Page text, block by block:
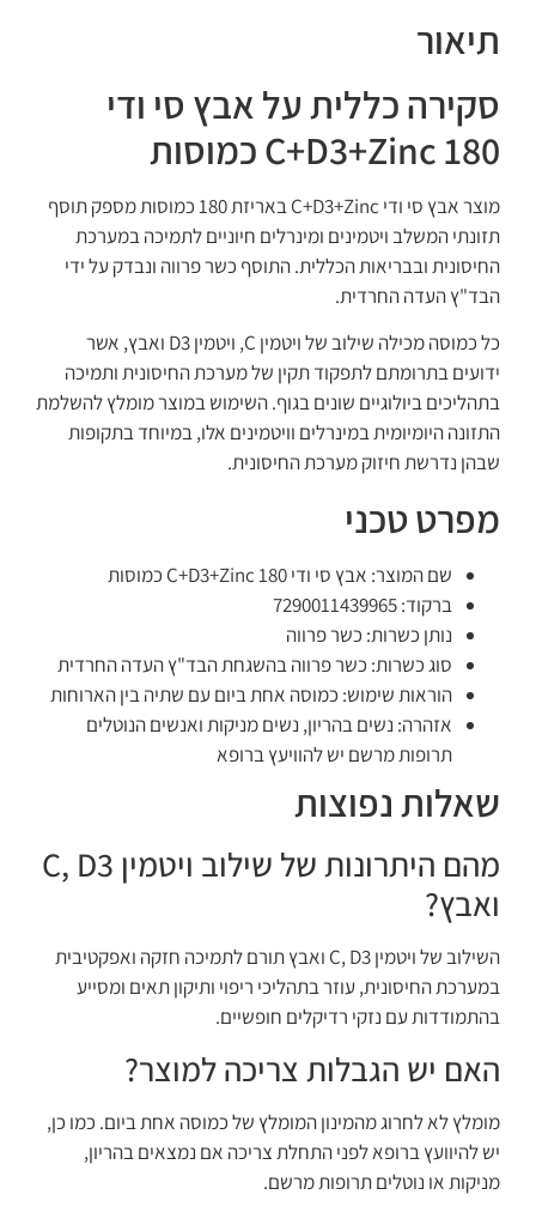
תיאור
סקירה כללית על אבץ סי ודי
C+D3+Zinc 180 כמוסות
מוצר אבץ סי ודי C+D3+Zinc באריזת 180 כמוסות מספק תוסף
תזונתי המשלב ויטמינים ומינרלים חיוניים לתמיכה במערכת
החיסונית ובבריאות הכללית. התוסף כשר פרווה ונבדק על ידי
הבד"ץ העדה החרדית.
כל כמוסה מכילה שילוב של ויטמין C, ויטמין D3 ואבץ, אשר
ידועים בתרומתם לתפקוד תקין של מערכת החיסונית ותמיכה
בתהליכים ביולוגיים שונים בגוף. השימוש במוצר מומלץ להשלמת
התזונה היומיומית במינרלים וויטמינים אלו, במיוחד בתקופות
שבהן נדרשת חיזוק מערכת החיסונית.
מפרט טכני
שם המוצר: אבץ סי ודי C+D3+Zinc 180 כמוסות
ברקוד: 7290011439965
נותן כשרות: כשר פרווה
סוג כשרות: כשר פרווה בהשגחת הבד"ץ העדה החרדית
הוראות שימוש: כמוסה אחת ביום עם שתיה בין הארוחות
אזהרה: נשים בהריון, נשים מניקות ואנשים הנוטלים
תרופות מרשם יש להוויעץ ברופא
שאלות נפוצות
מהם היתרונות של שילוב ויטמין C, D3
ואבץ?
השילוב של ויטמין C, D3 ואבץ תורם לתמיכה חזקה ואפקטיבית
במערכת החיסונית, עוזר בתהליכי ריפוי ותיקון תאים ומסייע
בהתמודדות עם נזקי רדיקלים חופשיים.
האם יש הגבלות צריכה למוצר?
מומלץ לא לחרוג מהמינון המומלץ של כמוסה אחת ביום. כמו כן,
יש להיוועץ ברופא לפני התחלת צריכה אם נמצאים בהריון,
מניקות או נוטלים תרופות מרשם.